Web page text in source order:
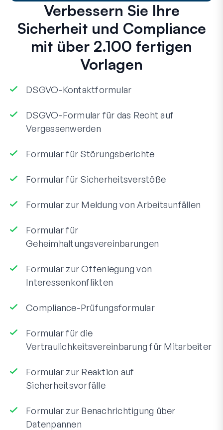
Verbessern Sie Ihre
Sicherheit und Compliance
mit über 2.100 fertigen
Vorlagen
DSGVO-Kontaktformular
DSGVO-Formular für das Recht auf
Vergessenwerden
Formular für Störungsberichte
Formular für Sicherheitsverstöße
Formular zur Meldung von Arbeitsunfällen
Formular für
Geheimhaltungsvereinbarungen
Formular zur Offenlegung von
Interessenkonflikten
Compliance-Prüfungsformular
Formular für die
Vertraulichkeitsvereinbarung für Mitarbeiter
Formular zur Reaktion auf
Sicherheitsvorfälle
Formular zur Benachrichtigung über
Datenpannen